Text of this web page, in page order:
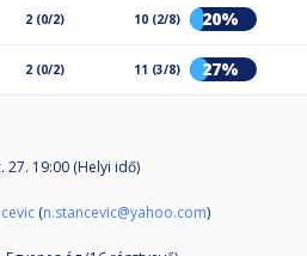
2 (0/2) 10 (2/8) 20%
2 (0/2) 11 (3/8) 27%
27. 19:00 (Helyi idő)
(n.stancevic@yahoo.com)